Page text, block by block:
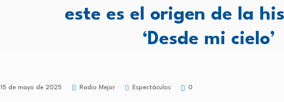
este es el origen de la
‘Desde mi cielo’
15 de mayo de 2025 Radio Mejor Espectáculos 0